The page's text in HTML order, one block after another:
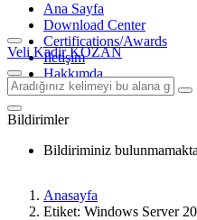
Ana Sayfa
Download Center
Certifications/Awards
İletişim
Hakkımda
Veli Kadir KOZAN
Bildirimler
Bildiriminiz
Anasayfa
Etiket: Windows Server